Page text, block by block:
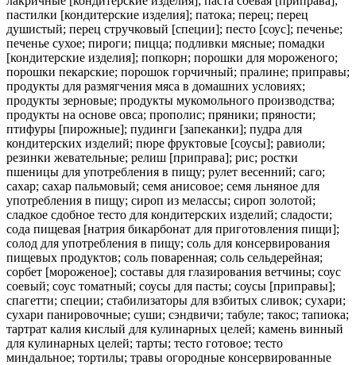
пастилки [кондитерские изделия]; патока; перец; перец
душистый; перец стручковый [специи]; песто [соус]; печенье;
печенье сухое; пироги; пицца; подливки мясные; помадки
[кондитерские изделия]; попкорн; порошки для мороженого;
порошки пекарские; порошок горчичный; пралине; приправы;
продукты для размягчения мяса в домашних условиях;
продукты зерновые; продукты мукомольного производства;
продукты на основе овса; прополис; пряники; пряности;
птифуры [пирожные]; пудинги [запеканки]; пудра для
кондитерских изделий; пюре фруктовые [соусы]; равиоли;
резинки жевательные; релиш [приправа]; рис; ростки
пшеницы для употребления в пищу; рулет весенний; саго;
сахар; сахар пальмовый; семя анисовое; семя льняное для
употребления в пищу; сироп из мелассы; сироп золотой;
сладкое сдобное тесто для кондитерских изделий; сладости;
сода пищевая [натрия бикарбонат для приготовления пищи];
солод для употребления в пищу; соль для консервирования
пищевых продуктов; соль поваренная; соль сельдерейная;
сорбет [мороженое]; составы для глазирования ветчины; соус
соевый; соус томатный; соусы для пасты; соусы [приправы];
спагетти; специи; стабилизаторы для взбитых сливок; сухари;
сухари панировочные; суши; сэндвичи; табуле; такос; тапиока;
тартрат калия кислый для кулинарных целей; камень винный
для кулинарных целей; тарты; тесто готовое; тесто
миндальное; тортилы; травы огородные консервированные